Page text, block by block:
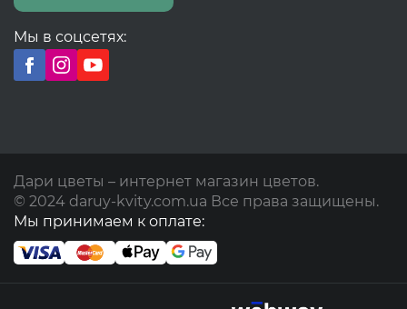
Мы в соцсетях:
Дари цветы – интернет магазин цветов.
© 2024 daruy-kvity.com.ua Все права защищены.
Мы принимаем к оплате: